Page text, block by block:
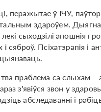
перажытае ў ІЧУ,
здароўем.
лекі сыходзілі
сяброў. Псіхатэрапія і
праблема са слыхам –
з'явіўся звон у
абследаванні і